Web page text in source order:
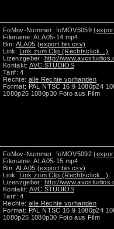
FoMov-Nummer: foMOV5059
Filename: ALA05-14.mp4
Bin: ALA05 (export bin csv)
Link: Link zum Clip (Rechtsclick...)
Lizenzgeber: http://
Kontakt:AVC STUDIOS
Tarif: 4
Rechte: alle Rechte vorhanden
Format: PAL NTSC 16:9 1080p24
1080p25 1080p30 Foto aus Film
FoMov-Nummer: foMOV5092
Filename: ALA05-15.mp4
Bin: ALA05 (export bin csv)
Link: Link zum Clip (Rechtsclick...)
Lizenzgeber: http://
Kontakt:AVC STUDIOS
Tarif: 4
Rechte: alle Rechte vorhanden
Format: PAL NTSC 16:9 1080p24
1080p25 1080p30 Foto aus Film